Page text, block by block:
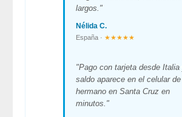
largos."
Nélida C.
España · ★★★★★
"Pago con tarjeta desde Italia
saldo aparece en el celular
hermano en Santa Cruz en
minutos."